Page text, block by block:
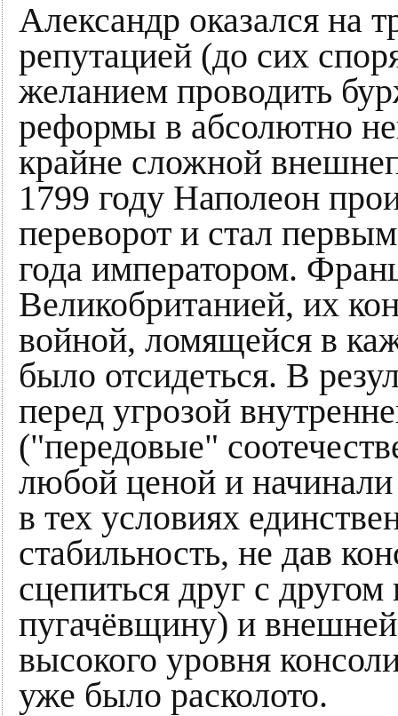
Александр оказался на
репутацией (до сих
желанием проводить
реформы в абсолютно
крайне сложной
1799 году Наполеон
переворот и стал
года императором.
Великобританией, их
войной, ломящейся в
было отсидеться. В
перед угрозой
("передовые"
любой ценой и начинали
в тех условиях
стабильность, не дав
сцепиться друг с
пугачёвщину) и
высокого уровня
уже было расколото.